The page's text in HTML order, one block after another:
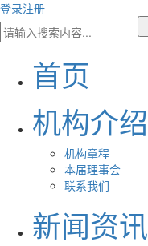
登录注册
首页
机构介绍
机构章程
本届理事会
联系我们
新闻资讯